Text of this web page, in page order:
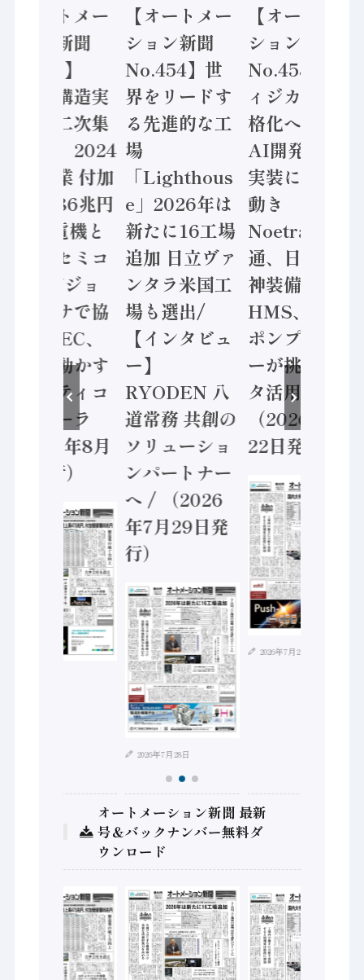
【オートメー
ション新聞
No.455】
「経済構造実
態調査二次集
計結果」2024
年製造業 付加
価値額86兆円
/ 三菱電機と
ソニーセミコ
ン AIビジョ
ンセンサで協
業 / IDEC、
安全に動かす
セーフティコ
ントローラ
（2026年8月
5日発行）
【オートメー
ション新聞
No.454】世
界をリードす
る先進的な工
場
「Lighthous
e」2026年は
新たに16工場
追加 日立ヴァ
ンタラ米国工
場も選出/
【インタビュ
ー】
RYODEN 八
道常務 共創の
ソリューショ
ンパートナー
へ / （2026
年7月29日発
行）
2026年7月28日
【オートメー
ション新聞
No.453】フ
ィジカルAI本
格化へ 国産
AI開発や社会
実装に活発な
動き
Noetra、富士
通、日立 / 兵
神装備 ×
HMS、老舗
ポンプメーカ
ーが挑むデー
タ活用 など
（2026年7月
22日発行）
2026年7月21日
オートメーション新聞 最新
号＆バックナンバー無料ダ
ウンロード